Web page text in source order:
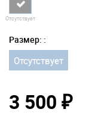
Отсутствует
Размер: :
Отсутствует
3 500 ₽